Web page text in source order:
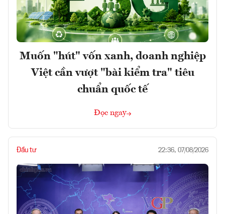
Muốn "hút" vốn xanh, doanh nghiệp
Việt cần vượt "bài kiểm tra" tiêu
chuẩn quốc tế
Đọc ngay
Đầu tư 22:36, 07/08/2026